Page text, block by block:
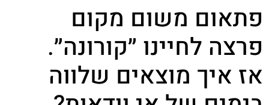
פתאום משום מקום
פרצה לחיינו ״קורונה״.
אז איך מוצאים שלווה